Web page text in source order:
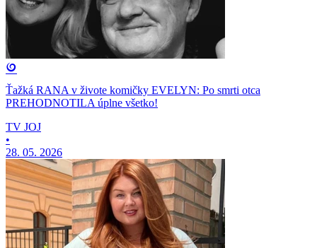
Ťažká RANA v živote komičky EVELYN: Po smrti otca
PREHODNOTILA úplne všetko!
TV JOJ
•
28. 05. 2026